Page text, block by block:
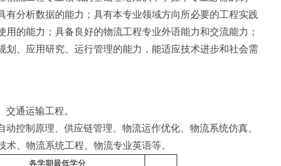
有分析数据的能力；具有本专业领域方向所必要的工程实践
的能力；具备良好的物流工程专业外语能力和交流能力；
划、应用研究、运行管理的能力，能适应技术进步和社会需
通运输工程。
控制原理、供应链管理、物流运作优化、物流系统仿真、
、物流系统工程、物流专业英语等。
各学期最低学分